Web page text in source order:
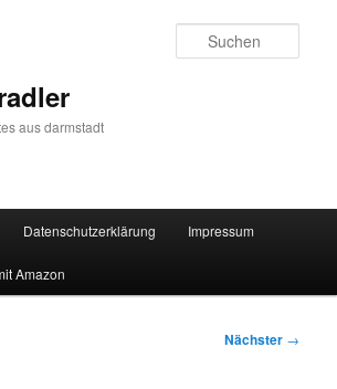
aus darmstadt
Datenschutzerklärung Impressum
Amazon
Nächster →